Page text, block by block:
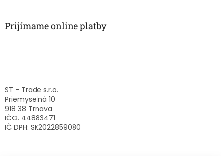
Prijímame online platby
ST - Trade s.r.o.
Priemyselná 10
918 38 Trnava
IČO: 44883471
IČ DPH: SK2022859080